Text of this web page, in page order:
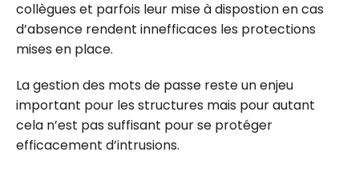
collègues et parfois leur mise à dispostion en cas
d’absence rendent innefficaces les protections
mises en place.
La gestion des mots de passe reste un enjeu
important pour les structures mais pour autant
cela n’est pas suffisant pour se protéger
efficacement d’intrusions.